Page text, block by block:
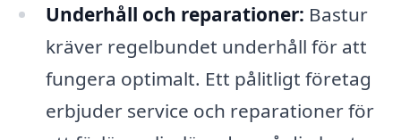
Underhåll och reparationer: Bastur
kräver regelbundet underhåll för att
fungera optimalt. Ett pålitligt företag
erbjuder service och reparationer för